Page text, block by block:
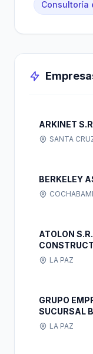
Consultoría
ARKINET
SANTA
BERKELEY
ATOLON
LA PAZ
GRUPO
SUCURSAL
LA PAZ